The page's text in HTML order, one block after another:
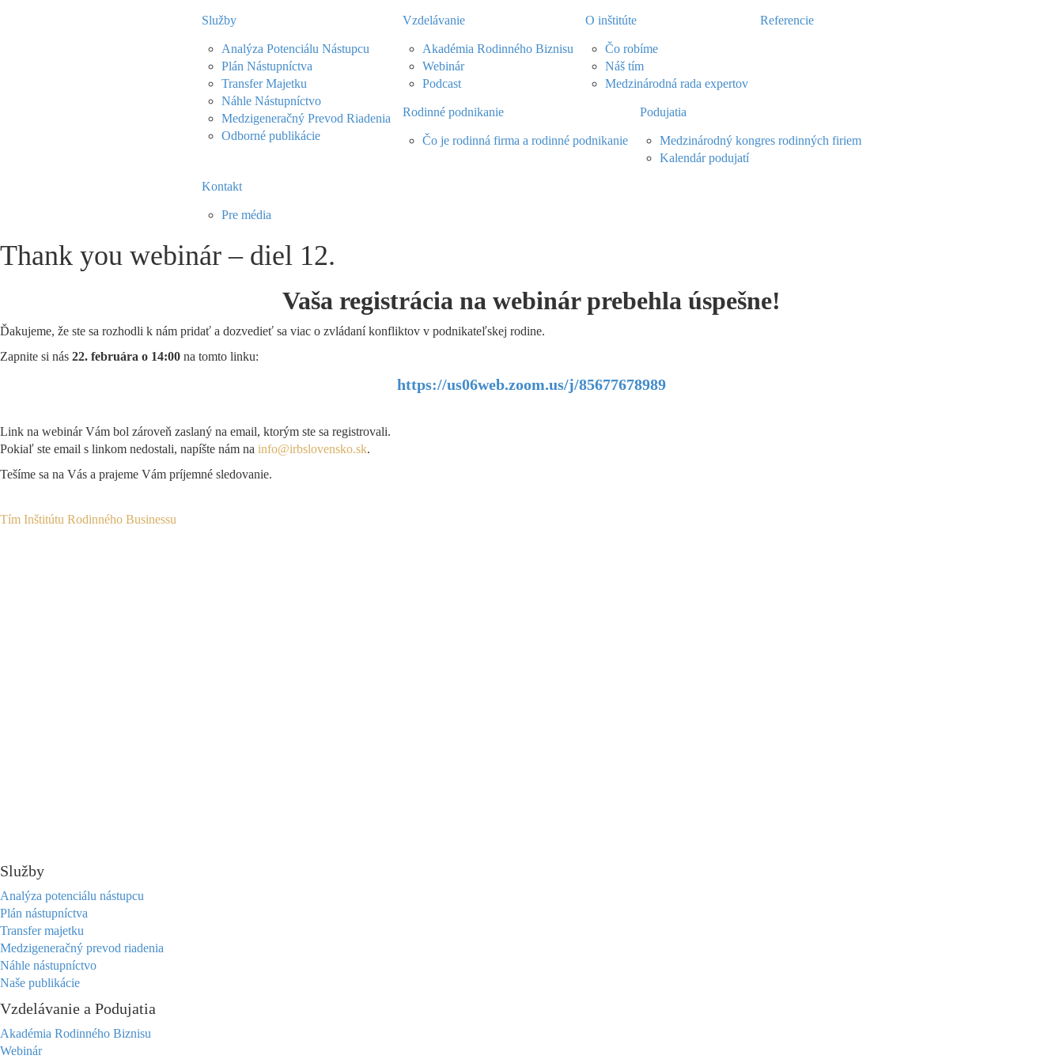
Služby
Analýza Potenciálu Nástupcu
Plán Nástupníctva
Transfer Majetku
Náhle Nástupníctvo
Medzigeneračný Prevod Riadenia
Odborné publikácie
Vzdelávanie
Akadémia Rodinného Biznisu
Webinár
Podcast
O inštitúte
Čo robíme
Náš tím
Medzinárodná rada expertov
Referencie
Rodinné podnikanie
Čo je rodinná firma a rodinné podnikanie
Podujatia
Medzinárodný kongres rodinných firiem
Kalendár podujatí
Kontakt
Pre média
Thank you webinár – diel 12.
Vaša registrácia na webinár prebehla úspešne!
Ďakujeme, že ste sa rozhodli k nám pridať a dozvedieť sa viac o zvládaní konfliktov v podnikateľskej rodine.
Zapnite si nás 22. februára o 14:00 na tomto linku:
https://us06web.zoom.us/j/85677678989
Link na webinár Vám bol zároveň zaslaný na email, ktorým ste sa registrovali.
Pokiaľ ste email s linkom nedostali, napíšte nám na info@irbslovensko.sk.
Tešíme sa na Vás a prajeme Vám príjemné sledovanie.
Tím Inštitútu Rodinného Businessu
Služby
Analýza potenciálu nástupcu
Plán nástupníctva
Transfer majetku
Medzigeneračný prevod riadenia
Náhle nástupníctvo
Naše publikácie
Vzdelávanie a Podujatia
Akadémia Rodinného Biznisu
Webinár